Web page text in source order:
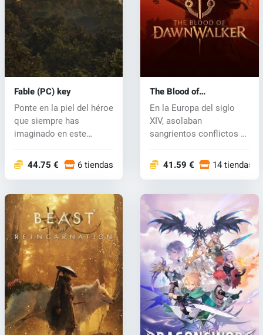
Fable (PC) key
Ponte en la piel del héroe
que siempre has
imaginado en este
44.75 € 6 tiendas
The Blood of
Dawnwalker (PC) key
En la Europa del siglo
XIV, asolaban
sangrientos conflictos y
41.59 € 14 tiendas